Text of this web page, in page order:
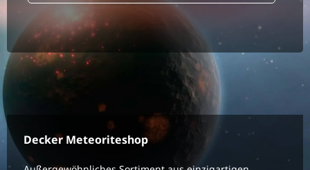
Decker Meteoriteshop